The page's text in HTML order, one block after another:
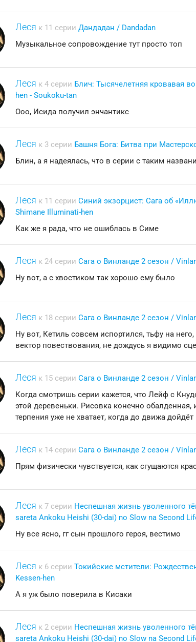
Леся к 11 серии Дандадан / Dandadan
Музыкальное сопровождение тут просто топ
Леся к 4 серии Блич: Тысячелетняя кровавая
hen - Soukoku-tan
Ооо, Исида получил энчантикс
Леся к 3 серии Башня Бога: Битва при
Блин, а я надеялась, что в серии с таким
Леся к 11 серии Синий экзорцист: Сага об
Shimane Illuminati-hen
Как же я рада, что не ошиблась в Симе
Леся к 24 серии Сага о Винланде 2 сезон /
Ну вот, а с хвостиком так хорошо ему было
Леся к 18 серии Сага о Винланде 2 сезон /
Ну вот, Кетиль совсем испортился, тьфу на
вектор повествования, не дождусь я видимо
Леся к 15 серии Сага о Винланде 2 сезон /
Когда смотришь серии кажется, что Лейф с
этой деревеньки. Рисовка конечно
терпения уже не хватает, когда до движа дойдёт
Леся к 14 серии Сага о Винланде 2 сезон /
Прям физически чувствуется, как сгущаются
Леся к 7 серии Неспешная жизнь уволенного
sareta Ankoku Heishi (30-dai) no Slow na Second
Ну все ясно, гг сын прошлого героя, вестимо
Леся к 6 серии Токийские мстители:
Kessen-hen
А я уж было поверила в Кисаки
Леся к 2 серии Неспешная жизнь уволенного
sareta Ankoku Heishi (30-dai) no Slow na Second